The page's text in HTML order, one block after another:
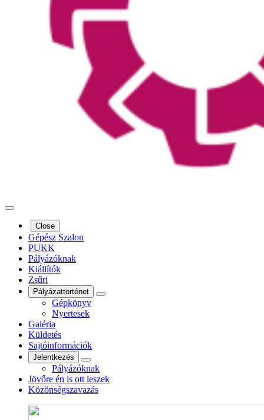
Close
Gépész Szalon
PUKK
Pályázóknak
Kiállítók
Zsűri
Pályázattörténet
Gépkönyv
Nyertesek
Galéria
Küldetés
Sajtóinformációk
Jelentkezés
Pályázóknak
Jövőre én is ott leszek
Közönségszavazás